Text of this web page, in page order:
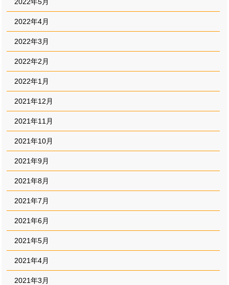
2022年4月
2022年3月
2022年2月
2022年1月
2021年12月
2021年11月
2021年10月
2021年9月
2021年8月
2021年7月
2021年6月
2021年5月
2021年4月
2021年3月